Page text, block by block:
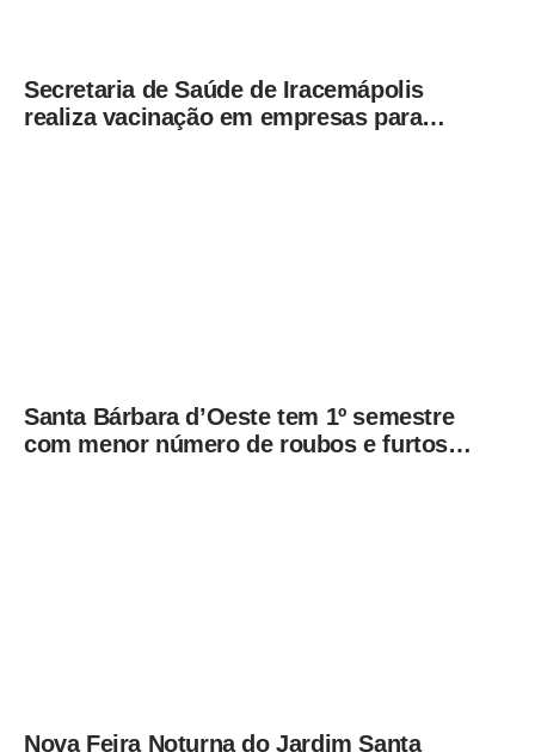
Secretaria de Saúde de Iracemápolis
realiza vacinação em empresas para
Santa Bárbara d’Oeste tem 1º semestre
com menor número de roubos e furtos
Nova Feira Noturna do Jardim Santa